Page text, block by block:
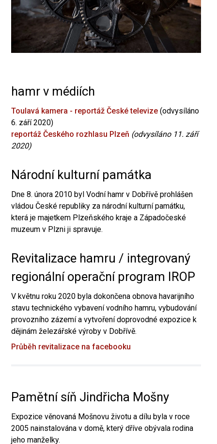
hamr v médiích
Toulavá kamera - reportáž České televize (odvysíláno
6. září 2020)
reportáž Českého rozhlasu Plzeň (odvysíláno 11. září
2020)
Národní kulturní památka
Dne 8. února 2010 byl Vodní hamr v Dobřívě prohlášen
vládou České republiky za národní kulturní památku,
která je majetkem Plzeňského kraje a Západočeské
muzeum v Plzni ji spravuje.
Revitalizace hamru / integrovaný
regionální operační program IROP
V květnu roku 2020 byla dokončena obnova havarijního
stavu technického vybavení vodního hamru, vybudování
provozního zázemí a vytvoření doprovodné expozice k
dějinám železářské výroby v Dobřívě.
Průběh revitalizace na facebooku
Pamětní síň Jindřicha Mošny
Expozice věnovaná Mošnovu životu a dílu byla v roce
2005 nainstalována v domě, který dříve obývala rodina
jeho manželky.